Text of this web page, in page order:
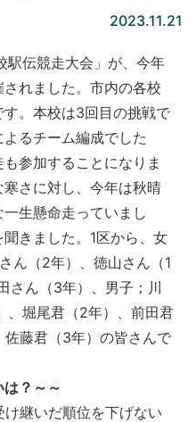
2023.11.21
伝競走大会」が、今年
れました。市内の各校
。本校は3回目の挑戦で
るチーム編成でした
参加することになりま
さに対し、今年は秋晴
生懸命走っていまし
きました。1区から、女
ん（2年）、徳山さん（1
さん（3年）、男子；川
、堀尾君（2年）、前田君
佐藤君（3年）の皆さんで
？～～
け継いだ順位を下げない